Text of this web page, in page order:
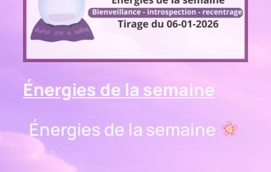
Énergies de la semaine
Énergies de la semaine